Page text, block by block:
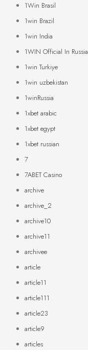
1Win Brasil
1win Brazil
1win India
1WIN Official In Russia
1win Turkiye
1win uzbekistan
1winRussia
1xbet arabic
1xbet egypt
1xbet russian
7
7ABET Casino
archive
archive_2
archive10
archive11
archivee
article
article11
article111
article23
article9
articles